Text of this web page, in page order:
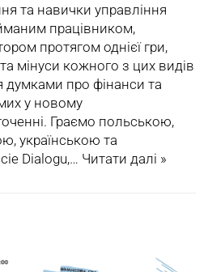
та навички управління
працівником,
протягом однієї гри,
мінуси кожного з цих видів
думками про фінанси та
у новому
Граємо польською,
українською та
Dialogu,… Читати далі »